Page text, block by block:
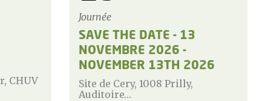
CHUV
Journée
SAVE THE DATE - 13
NOVEMBRE 2026 -
NOVEMBER 13TH 2026
Site de Cery, 1008 Prilly,
Auditoire…